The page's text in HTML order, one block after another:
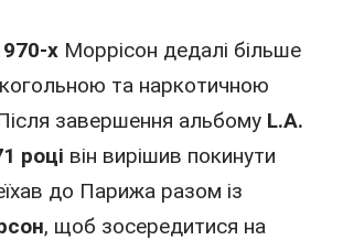
х Моррісон дедалі більше
та наркотичною
завершення альбому L.A.
році він вирішив покинути
до Парижа разом із
, щоб зосередитися на